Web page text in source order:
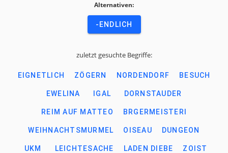
Alternativen:
-ENDLICH
zuletzt gesuchte Begriffe:
EIGNETLICH ZÖGERN NORDENDORF BESUCH
EWELINA IGAL DORNSTAUDER
REIM AUF MATTEO BRGERMEISTERI
WEIHNACHTSMURMEL OISEAU DUNGEON
UKM LEICHTESACHE LADEN DIEBE ZOIST